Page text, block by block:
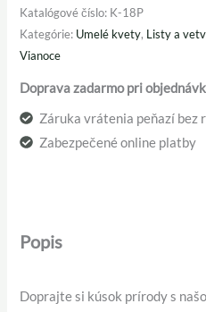
Katalógové číslo: K-18P
Kategórie: Umelé kvety, Listy a
Vianoce
Doprava zadarmo pri
Záruka vrátenia peňazí bez
Zabezpečené online platby
Popis
Doprajte si kúsok prírody s